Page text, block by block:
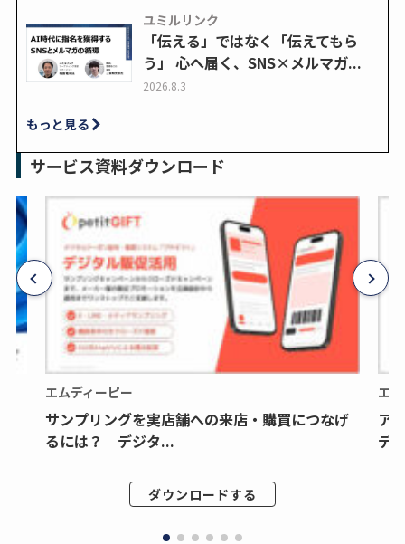
ユミルリンク
「伝える」ではなく「伝えてもら
う」 心へ届く、SNS×メルマガ...
2026.8.3
もっと見る
サービス資料ダウンロード
エムディーピー
サンプリングを実店舗への来店・購買につなげ
るには？ デジタ...
ダウンロードする
エ
ア
デ